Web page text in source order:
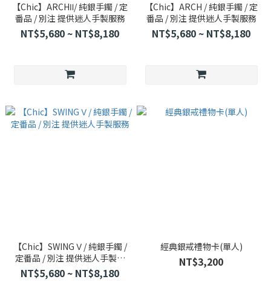
【Chic】ARCHⅡ/ 純銀手鐲 / 定
番品 / 別注 提供迷人手製服務
NT$5,680 ~ NT$8,180
【Chic】ARCH / 純銀手鐲 / 定
番品 / 別注 提供迷人手製服務
NT$5,680 ~ NT$8,180
【Chic】SWING Ⅴ / 純銀手鐲 /
定番品 / 別注 提供迷人手製服
NT$5,680 ~ NT$8,180
經典銀戒禮物卡(單人)
NT$3,200